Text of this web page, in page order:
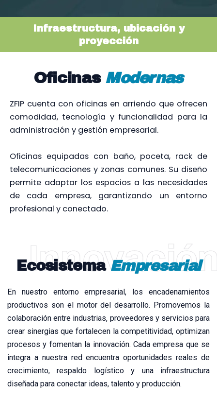
Infraestructura, ubicación y
proyección
Oficinas Modernas
ZFIP cuenta con oficinas en arriendo que ofrecen
comodidad, tecnología y funcionalidad para la
administración y gestión empresarial.
Oficinas equipadas con baño, poceta, rack de
telecomunicaciones y zonas comunes. Su diseño
permite adaptar los espacios a las necesidades
de cada empresa, garantizando un entorno
profesional y conectado.
EcosistemaEmpresarial
En nuestro entorno empresarial, los encadenamientos
productivos son el motor del desarrollo. Promovemos la
colaboración entre industrias, proveedores y servicios para
crear sinergias que fortalecen la competitividad, optimizan
procesos y fomentan la innovación. Cada empresa que se
integra a nuestra red encuentra oportunidades reales de
crecimiento, respaldo logístico y una infraestructura
diseñada para conectar ideas, talento y producción.